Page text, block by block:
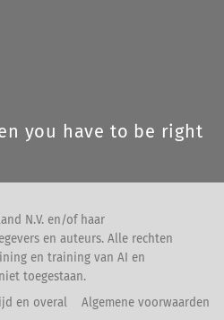
you have to be right
N.V. en/of haar
en auteurs. Alle rechten
en training van AI en
toegestaan.
en overal Algemene voorwaarden